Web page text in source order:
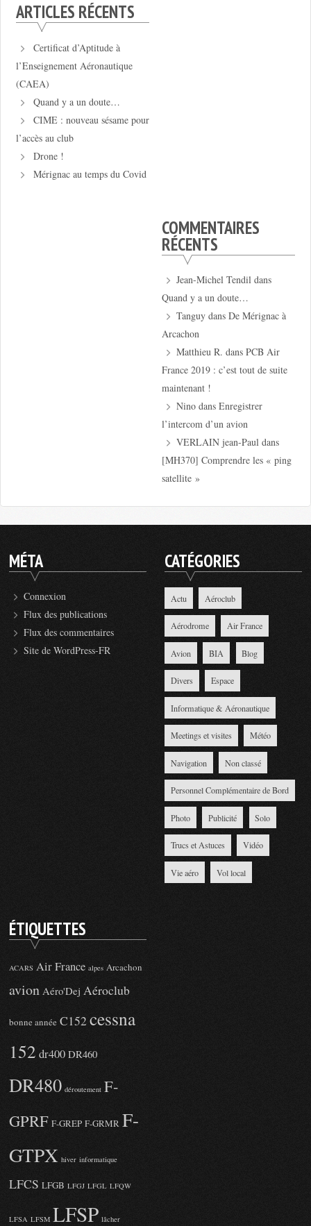
ARTICLES RÉCENTS
Certificat d’Aptitude à
l’Enseignement Aéronautique
(CAEA)
Quand y a un doute…
CIME : nouveau sésame pour
l’accès au club
Drone !
Mérignac au temps du Covid
COMMENTAIRES
RÉCENTS
Jean-Michel Tendildans
Quand y a un doute…
Tanguydans De Mérignac à
Arcachon
Matthieu R. dans PCB Air
France 2019 : c’est tout de suite
maintenant !
Ninodans Enregistrer
l’intercom d’un avion
VERLAIN jean-Pauldans
[MH370] Comprendre les « ping
satellite »
MÉTA
Connexion
Flux des publications
Flux des commentaires
Site de WordPress-FR
CATÉGORIES
Actu Aéroclub
Aérodrome Air France
Avion BIA Blog
Divers Espace
Informatique & Aéronautique
Meetings et visites Météo
Navigation Non classé
Personnel Complémentaire de Bord
Photo Publicité Solo
Trucs et Astuces Vidéo
Vie aéro Vol local
ÉTIQUETTES
ACARS Air France alpes Arcachon
avion Aéro'Dej Aéroclub
bonne année C152cessna
152 dr400 DR460
DR480 déroutement F-
GPRF F-GREP F-GRMR F-
GTPX hiver informatique
LFCS LFGB LFGJ LFGL LFQW
LFSA LFSM LFSP lâcher